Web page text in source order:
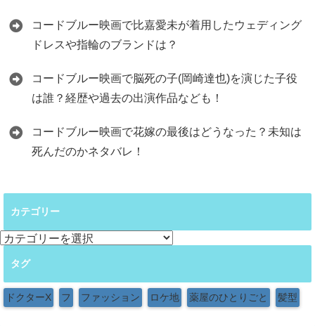
コードブルー映画で比嘉愛未が着用したウェディング
ドレスや指輪のブランドは？
コードブルー映画で脳死の子(岡崎達也)を演じた子役
は誰？経歴や過去の出演作品なども！
コードブルー映画で花嫁の最後はどうなった？未知は
死んだのかネタバレ！
カテゴリー
カ
リ
ー
タグ
ドクターX フ ファッション ロケ地 薬屋のひとりごと 髪型